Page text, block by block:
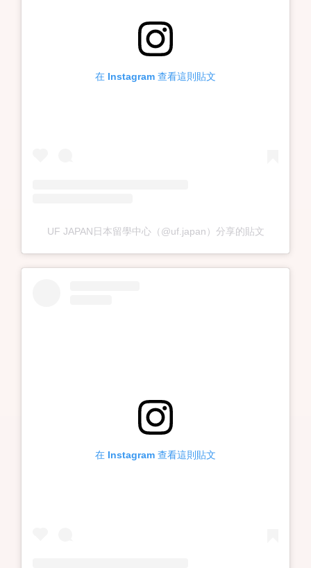
在 Instagram 查看這則貼文
UF JAPAN日本留學中心（@uf.japan）分享的貼文
在 Instagram 查看這則貼文